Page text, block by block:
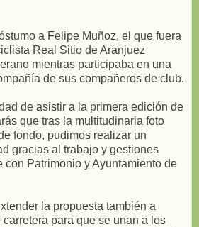
a Felipe Muñoz, el que fuera
Real Sitio de Aranjuez
mientras participaba en una
de sus compañeros de club.
de asistir a la primera edición de
que tras la multitudinaria foto
fondo, pudimos realizar un
gracias al trabajo y gestiones
con Patrimonio y Ayuntamiento de
la propuesta también a
para que se unan a los